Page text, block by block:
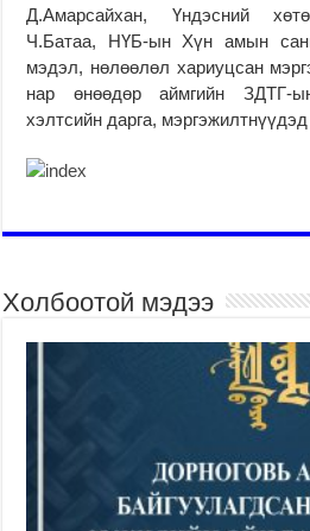
Д.Амарсайхан, Үндэсний
Ч.Батаа, НҮБ-ын Хүн амын
мэдэл, нөлөөлөл хариуцсан
нар өнөөдөр аймгийн ЗДТГ-
хэлтсийн дарга,
Холбоотой мэдээ